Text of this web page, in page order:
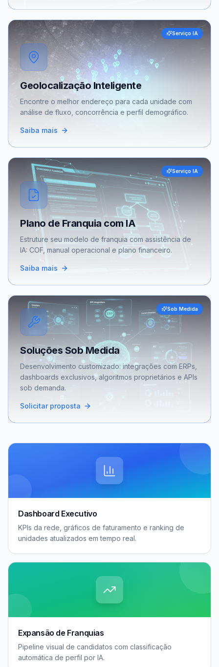
Serviço IA
Geolocalização Inteligente
Encontre o melhor endereço para cada unidade com
análise de fluxo, concorrência e perfil demográfico.
Saiba mais
Serviço IA
Plano de Franquia com IA
Estruture seu modelo de franquia com assistência de
IA: COF, manual operacional e plano financeiro.
Saiba mais
Sob Medida
Soluções Sob Medida
Desenvolvimento customizado: integrações com ERPs,
dashboards exclusivos, algoritmos proprietários e APIs
sob demanda.
Solicitar proposta
Dashboard Executivo
KPIs da rede, gráficos de faturamento e ranking de
unidades atualizados em tempo real.
Expansão de Franquias
Pipeline visual de candidatos com classificação
automática de perfil por IA.